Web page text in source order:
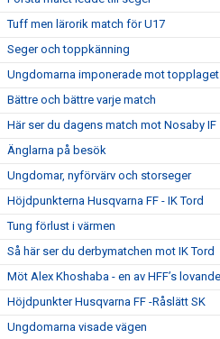
Tuff men lärorik match för U17
Seger och toppkänning
Ungdomarna imponerade mot topplaget
Bättre och bättre varje match
Här ser du dagens match mot Nosaby IF
Änglarna på besök
Ungdomar, nyförvärv och storseger
Höjdpunkterna Husqvarna FF - IK Tord
Tung förlust i värmen
Så här ser du derbymatchen mot IK Tord
Möt Alex Khoshaba - en av HFF’s
Höjdpunkter Husqvarna FF -Råslätt SK
Ungdomarna visade vägen